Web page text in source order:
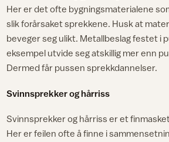
Her er det ofte bygningsmaterialene
slik forårsaket sprekkene. Husk at
beveger seg ulikt. Metallbeslag festet i
eksempel utvide seg atskillig mer enn
Dermed får pussen sprekkdannelser.
Svinnsprekker og hårriss
Svinnsprekker og hårriss er et
Her er feilen ofte å finne i